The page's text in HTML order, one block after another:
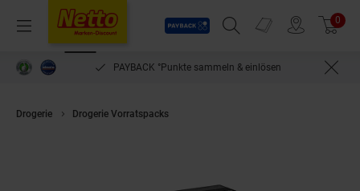
Menü
Payback
Suchfeld einblenden
Prospekte 0
PAYBACK °Punkte sammeln & einlösen
Drogerie Drogerie Vorratspacks